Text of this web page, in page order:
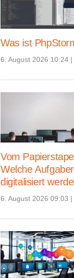
Was ist
6. August 2026 10:24 |
Vom
Welche
digitalisiert
6. August 2026 09:03 |